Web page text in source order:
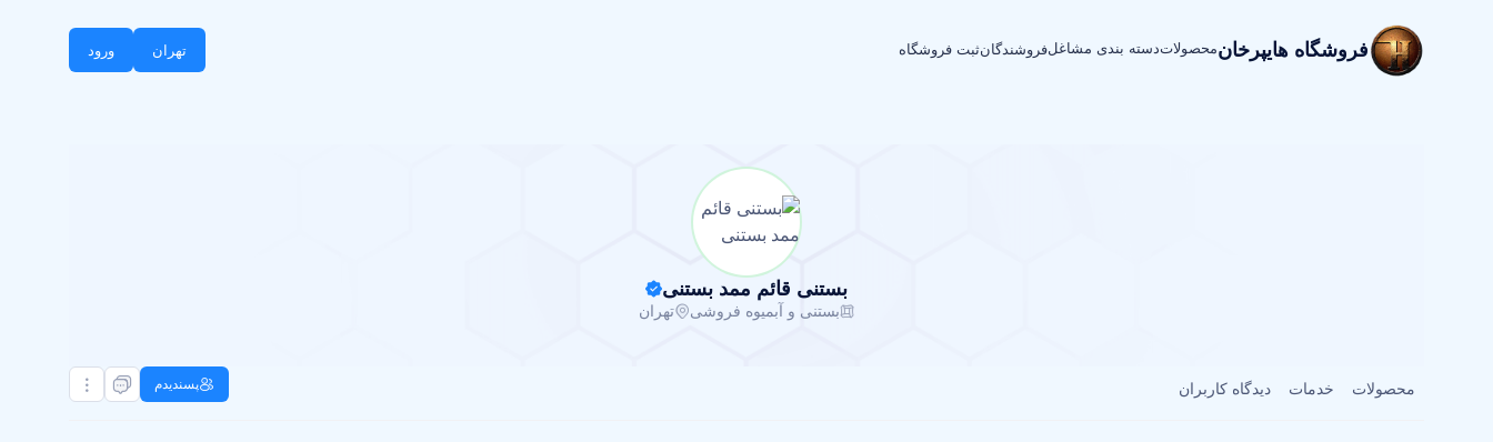
فروشگاه هایپرخانمحصولاتدسته بندی مشاغلفروشندگانثبت فروشگاه تهران ورود
بستنی قائم ممد بستنی
بستنی و آبمیوه فروشی تهران
محصولات خدمات دیدگاه کاربران پسندیدم